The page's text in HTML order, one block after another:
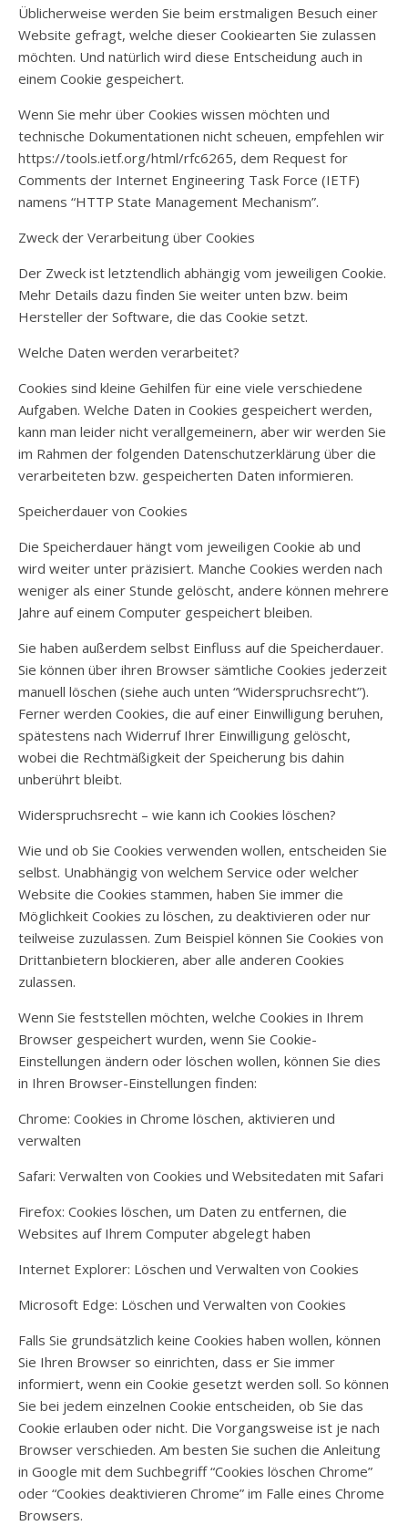
Üblicherweise werden Sie beim erstmaligen Besuch einer
Website gefragt, welche dieser Cookiearten Sie zulassen
möchten. Und natürlich wird diese Entscheidung auch in
einem Cookie gespeichert.
Wenn Sie mehr über Cookies wissen möchten und
technische Dokumentationen nicht scheuen, empfehlen wir
https://tools.ietf.org/html/rfc6265, dem Request for
Comments der Internet Engineering Task Force (IETF)
namens “HTTP State Management Mechanism”.
Zweck der Verarbeitung über Cookies
Der Zweck ist letztendlich abhängig vom jeweiligen Cookie.
Mehr Details dazu finden Sie weiter unten bzw. beim
Hersteller der Software, die das Cookie setzt.
Welche Daten werden verarbeitet?
Cookies sind kleine Gehilfen für eine viele verschiedene
Aufgaben. Welche Daten in Cookies gespeichert werden,
kann man leider nicht verallgemeinern, aber wir werden Sie
im Rahmen der folgenden Datenschutzerklärung über die
verarbeiteten bzw. gespeicherten Daten informieren.
Speicherdauer von Cookies
Die Speicherdauer hängt vom jeweiligen Cookie ab und
wird weiter unter präzisiert. Manche Cookies werden nach
weniger als einer Stunde gelöscht, andere können mehrere
Jahre auf einem Computer gespeichert bleiben.
Sie haben außerdem selbst Einfluss auf die Speicherdauer.
Sie können über ihren Browser sämtliche Cookies jederzeit
manuell löschen (siehe auch unten “Widerspruchsrecht”).
Ferner werden Cookies, die auf einer Einwilligung beruhen,
spätestens nach Widerruf Ihrer Einwilligung gelöscht,
wobei die Rechtmäßigkeit der Speicherung bis dahin
unberührt bleibt.
Widerspruchsrecht – wie kann ich Cookies löschen?
Wie und ob Sie Cookies verwenden wollen, entscheiden Sie
selbst. Unabhängig von welchem Service oder welcher
Website die Cookies stammen, haben Sie immer die
Möglichkeit Cookies zu löschen, zu deaktivieren oder nur
teilweise zuzulassen. Zum Beispiel können Sie Cookies von
Drittanbietern blockieren, aber alle anderen Cookies
zulassen.
Wenn Sie feststellen möchten, welche Cookies in Ihrem
Browser gespeichert wurden, wenn Sie Cookie-
Einstellungen ändern oder löschen wollen, können Sie dies
in Ihren Browser-Einstellungen finden:
Chrome: Cookies in Chrome löschen, aktivieren und
verwalten
Safari: Verwalten von Cookies und Websitedaten mit Safari
Firefox: Cookies löschen, um Daten zu entfernen, die
Websites auf Ihrem Computer abgelegt haben
Internet Explorer: Löschen und Verwalten von Cookies
Microsoft Edge: Löschen und Verwalten von Cookies
Falls Sie grundsätzlich keine Cookies haben wollen, können
Sie Ihren Browser so einrichten, dass er Sie immer
informiert, wenn ein Cookie gesetzt werden soll. So können
Sie bei jedem einzelnen Cookie entscheiden, ob Sie das
Cookie erlauben oder nicht. Die Vorgangsweise ist je nach
Browser verschieden. Am besten Sie suchen die Anleitung
in Google mit dem Suchbegriff “Cookies löschen Chrome”
oder “Cookies deaktivieren Chrome” im Falle eines Chrome
Browsers.